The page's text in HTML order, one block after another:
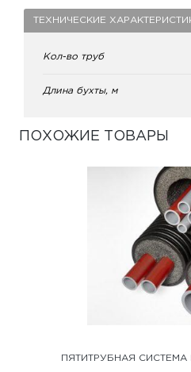
ТЕХНИЧЕСКИЕ
Кол-во труб
Длина бухты, м
ПОХОЖИЕ ТОВАРЫ
ПЯТИТРУБНАЯ СИСТЕМА